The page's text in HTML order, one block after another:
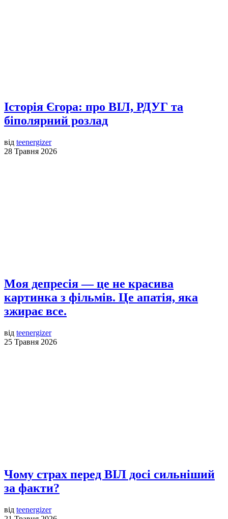
Історія Єгора: про ВІЛ, РДУГ та
біполярний розлад
від teenergizer
28 Травня 2026
Моя депресія — це не красива
картинка з фільмів. Це апатія, яка
зжирає все.
від teenergizer
25 Травня 2026
Чому страх перед ВІЛ досі сильніший
за факти?
від teenergizer